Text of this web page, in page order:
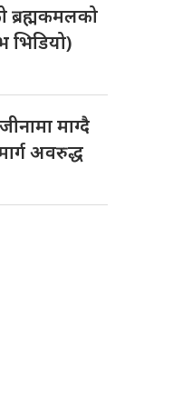
ब्रह्मकमलको
भिडियो)
माग्दै
अवरुद्ध